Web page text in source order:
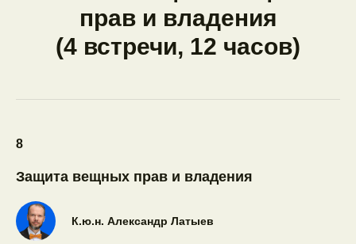
прав и владения
(4 встречи, 12 часов)
8
Защита вещных прав и владения
К.ю.н. Александр Латыев
Не забудьте
с офертой
и другими документами на сайте
Студенческий
Тариф доступен для студентов
бакалавриата и магистратуры